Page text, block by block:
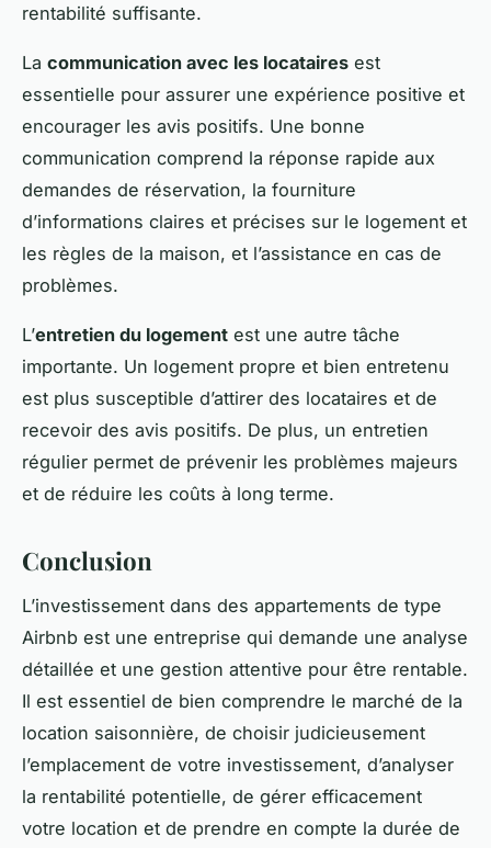
rentabilité suffisante.
La communication avec les locataires est
essentielle pour assurer une expérience positive et
encourager les avis positifs. Une bonne
communication comprend la réponse rapide aux
demandes de réservation, la fourniture
d’informations claires et précises sur le logement et
les règles de la maison, et l’assistance en cas de
problèmes.
L’entretien du logement est une autre tâche
importante. Un logement propre et bien entretenu
est plus susceptible d’attirer des locataires et de
recevoir des avis positifs. De plus, un entretien
régulier permet de prévenir les problèmes majeurs
et de réduire les coûts à long terme.
Conclusion
L’investissement dans des appartements de type
Airbnb est une entreprise qui demande une analyse
détaillée et une gestion attentive pour être rentable.
Il est essentiel de bien comprendre le marché de la
location saisonnière, de choisir judicieusement
l’emplacement de votre investissement, d’analyser
la rentabilité potentielle, de gérer efficacement
votre location et de prendre en compte la durée de